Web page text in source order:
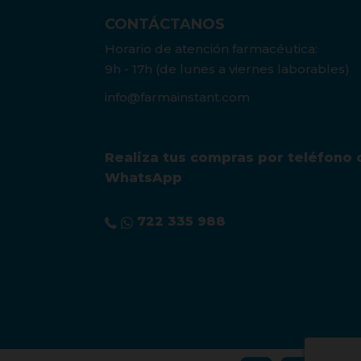
CONTÁCTANOS
Horario de atención farmacéutica:
9h - 17h (de lunes a viernes laborables)
info@farmainstant.com
Realiza tus compras por teléfono
WhatsApp
722 335 988